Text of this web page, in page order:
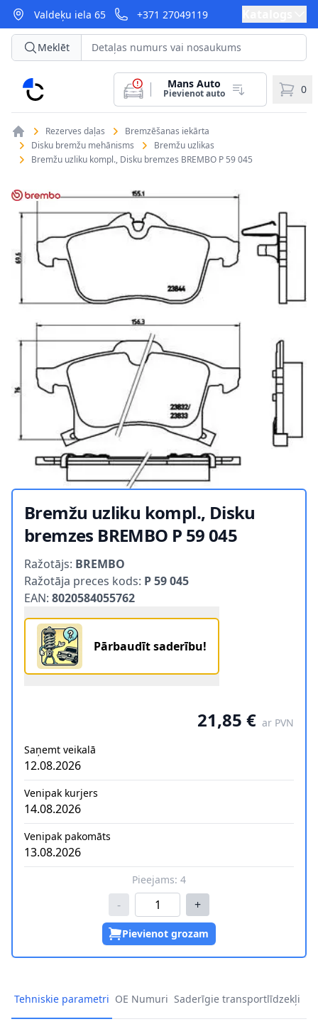
Valdeķu iela 65 +371 27049119
CarParts
Meklēt
Mans Auto
Pievienot auto 0
Rezerves daļas
Bremzēšanas iekārta
Disku bremžu mehānisms
Bremžu uzlikas
Bremžu uzliku kompl., Disku bremzes BREMBO P 59 045
Bremžu uzliku kompl., Disku
bremzes BREMBO P 59 045
Ražotājs: BREMBO
Ražotāja preces kods: P 59 045
EAN: 8020584055762
Pārbaudīt saderību!
21,85 € ar PVN
Saņemt veikalā
12.08.2026
Venipak kurjers
14.08.2026
Venipak pakomāts
13.08.2026
Pieejams: 4
- +
Pievienot grozam
Tehniskie parametri OE Numuri Saderīgie transportlīdzekļi